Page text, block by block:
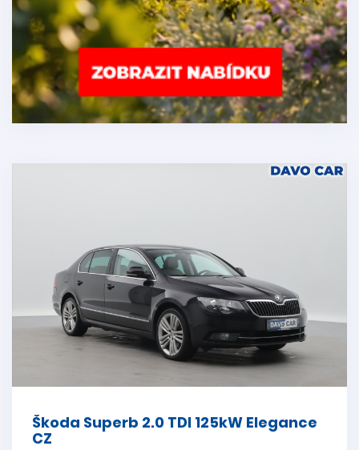
Škoda Superb 2.0 TDI 125kW Elegance
CZ